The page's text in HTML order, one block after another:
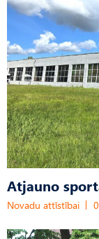
Atjauno
Novadu attīstībai